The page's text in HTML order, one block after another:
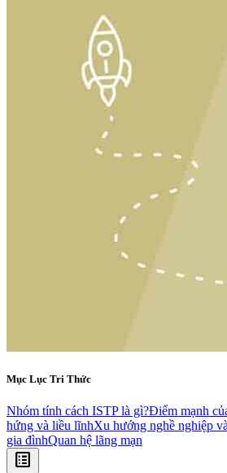
Mục Lục Tri Thức
Nhóm tính cách ISTP là gì?Điểm mạnh
hứng và liều lĩnhXu hướng nghề nghiệp
gia đìnhQuan hệ lãng mạn
list_alt